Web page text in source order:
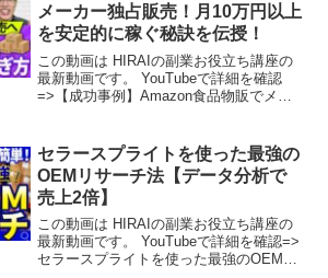
メーカー独占販売！月10万円以上
を安定的に稼ぐ秘訣を伝授！
この動画は HIRAIの副業お役立ち講座の
最新動画です。 YouTubeで詳細を確認
=>【成功事例】Amazon食品物販でメー
セラースプライトを使った最強の
OEMリサーチ法【データ分析で
売上2倍】
この動画は HIRAIの副業お役立ち講座の
最新動画です。 YouTubeで詳細を確認=>
セラースプライトを使った最強のOEMリ